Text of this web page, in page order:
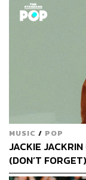
Me, Sharing
Anything 4 U,
Would Say To
ซ้ำมาเพื่อโอบกอ
ใหญ่มักมีสาเหตุม
หรือเด็กวัยรุ่นยุค
เราขอรับประกัน
คุณก็สามารถเพลิ
ใจ แต่ถ้าหากคุณเ
อัลบั้มที่ถูกสร้างขึ้
สามารถฟังอัลบั้ม
MUSIC / POP
JACKIE
(DON’T